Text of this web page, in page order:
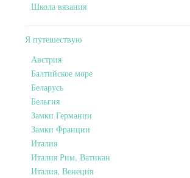
Школа вязания
Я путешествую
Австрия
Балтийское море
Беларусь
Бельгия
Замки Германии
Замки Франции
Италия
Италия Рим, Ватикан
Италия, Венеция